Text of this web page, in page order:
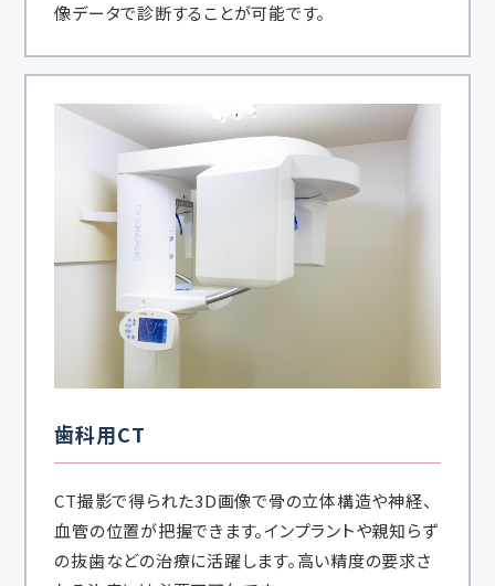
像データで診断することが可能です。
歯科用CT
CT撮影で得られた3D画像で骨の立体構造や神経、
血管の位置が把握できます。インプラントや親知らず
の抜歯などの治療に活躍します。高い精度の要求さ